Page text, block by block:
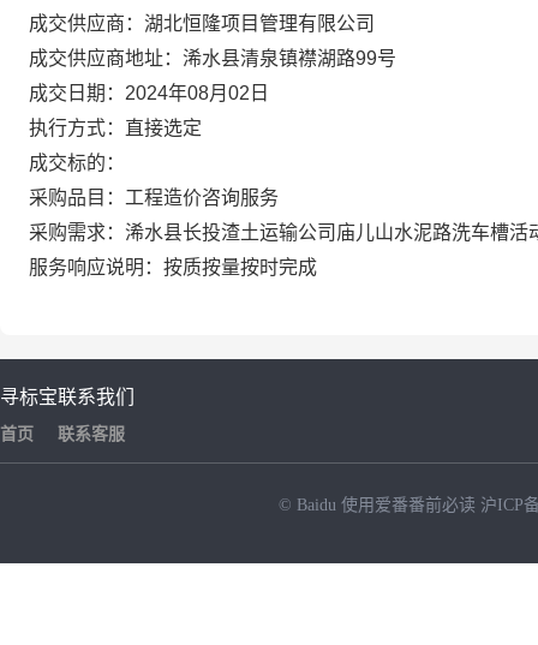
成交供应商：湖北恒隆项目管理有限公司
成交供应商地址：浠水县清泉镇襟湖路99号
成交日期：2024年08月02日
执行方式：直接选定
成交标的：
采购品目：工程造价咨询服务
采购需求：浠水县长投渣土运输公司庙儿山水泥路洗车槽
服务响应说明：按质按量按时完成
寻标宝
首页
联系我们
联系客服
© Baidu 使用爱番番前必读 沪ICP